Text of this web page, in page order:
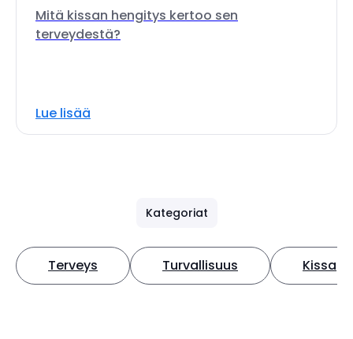
Mitä kissan hengitys kertoo sen
terveydestä?
Lue lisää
Kategoriat
Terveys Turvallisuus Kissa